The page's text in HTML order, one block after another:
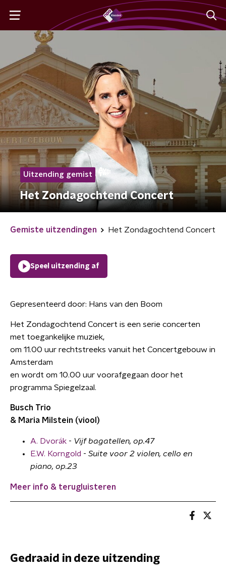
Uitzending gemist
Het Zondagochtend Concert
Gemiste uitzendingen Het Zondagochtend Concert
Speel uitzending af
Gepresenteerd door: Hans van den Boom
Het Zondagochtend Concert is een serie concerten
met toegankelijke muziek,
om 11.00 uur rechtstreeks vanuit het Concertgebouw in
Amsterdam
en wordt om 10.00 uur voorafgegaan door het
programma Spiegelzaal.
Busch Trio
& Maria Milstein (viool)
A. Dvorák - Vijf bagatellen, op.47
E.W. Korngold - Suite voor 2 violen, cello en
piano, op.23
Meer info & terugluisteren
Gedraaid in deze uitzending